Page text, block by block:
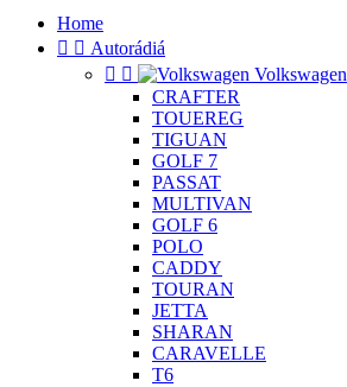
Home
  Autorádiá
 
Volkswagen
CRAFTER
TOUEREG
TIGUAN
GOLF 7
PASSAT
MULTIVAN
GOLF 6
POLO
CADDY
TOURAN
JETTA
SHARAN
CARAVELLE
T6